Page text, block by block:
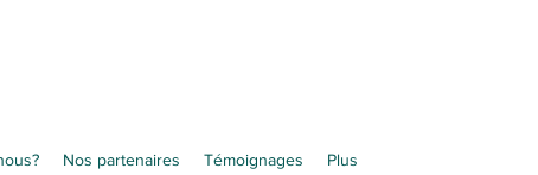
Nos partenaires Témoignages Plus